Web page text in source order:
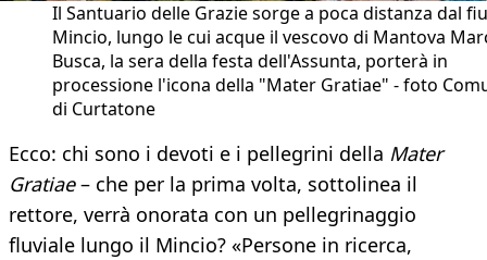
Il Santuario delle Grazie sorge a poca distanza dal
Mincio, lungo le cui acque il vescovo di Mantova
Busca, la sera della festa dell'Assunta, porterà in
processione l'icona della "Mater Gratiae" - foto
di Curtatone
Ecco: chi sono i devoti e i pellegrini della Mater
Gratiae– che per la prima volta, sottolinea il
rettore, verrà onorata con un pellegrinaggio
fluviale lungo il Mincio? «Persone in ricerca,